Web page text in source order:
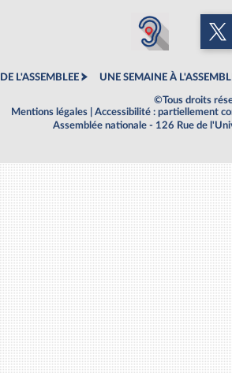
L'ASSEMBLEE UNE SEMAINE À
©Tous droits
Mentions légales
Accessibilité : partiellement
Assemblée nationale - 126 Rue de